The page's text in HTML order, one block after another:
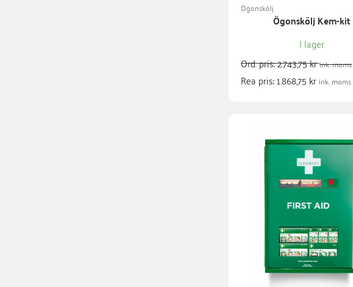
Ögonskölj
Ögonskölj Kem-kit
I lager
Ord. pris:2.743,75krink. moms
Rea pris:1.868,75kr ink. moms